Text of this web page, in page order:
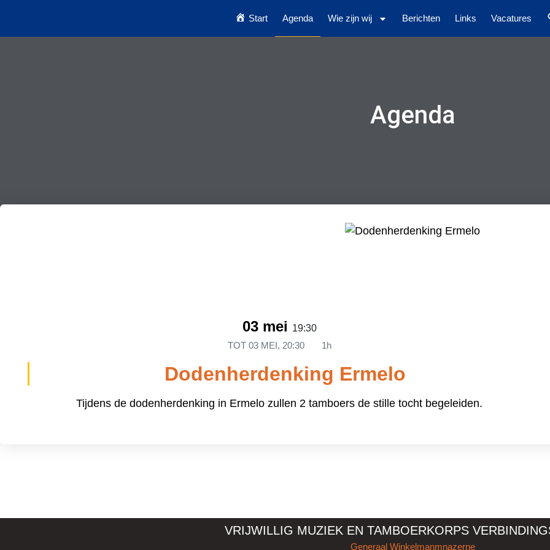
Start Agenda Wie zijn wij Berichten Links Vacatures
Agenda
03 mei 19:30
TOT 03 MEI, 20:30 1h
Dodenherdenking Ermelo
Tijdens de dodenherdenking in Ermelo zullen 2 tamboers de stille tocht begeleiden.
VRIJWILLIG MUZIEK EN TAMBOERKORPS
Generaal Winkelmanmnazerne